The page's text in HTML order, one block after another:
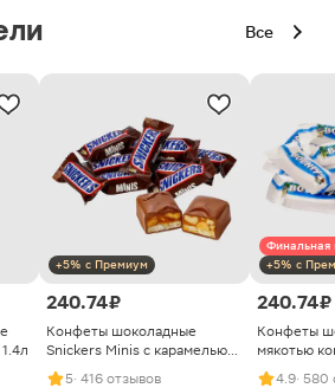
Все
+5% с Премиум
240.74 ₽
Конфеты шоколадные
Snickers Minis с карамелью
арахисом и нугой
5· 416 отзывов
Финальная
+5% с
240.74 ₽
Конфеты
мякотью
4.9· 580